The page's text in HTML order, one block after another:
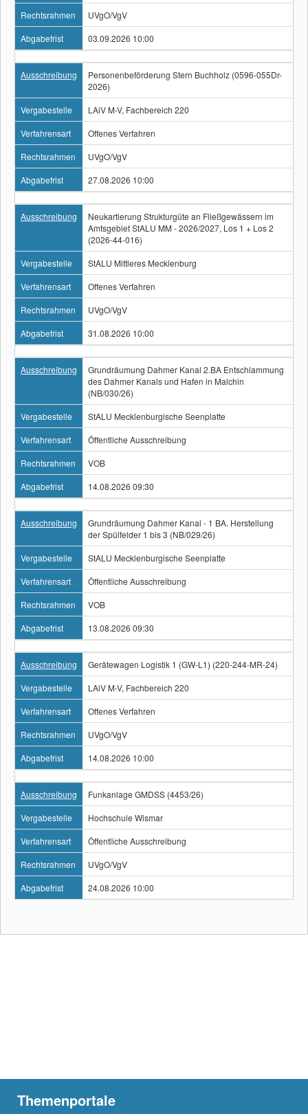
Rechtsrahmen
UVgO/VgV
Abgabefrist
03.09.2026 10:00
Ausschreibung
Personenbeförderung Stern Buchholz (0596-055Dr-
2026)
Vergabestelle
LAiV M-V, Fachbereich 220
Verfahrensart
Offenes Verfahren
Rechtsrahmen
UVgO/VgV
Abgabefrist
27.08.2026 10:00
Ausschreibung
Neukartierung Strukturgüte an Fließgewässern im
Amtsgebiet StALU MM - 2026/2027, Los 1 + Los 2
(2026-44-016)
Vergabestelle
StALU Mittleres Mecklenburg
Verfahrensart
Offenes Verfahren
Rechtsrahmen
UVgO/VgV
Abgabefrist
31.08.2026 10:00
Ausschreibung
Grundräumung Dahmer Kanal 2.BA Entschlammung
des Dahmer Kanals und Hafen in Malchin
(NB/030/26)
Vergabestelle
StALU Mecklenburgische Seenplatte
Verfahrensart
Öffentliche Ausschreibung
Rechtsrahmen
VOB
Abgabefrist
14.08.2026 09:30
Ausschreibung
Grundräumung Dahmer Kanal - 1 BA. Herstellung
der Spülfelder 1 bis 3 (NB/029/26)
Vergabestelle
StALU Mecklenburgische Seenplatte
Verfahrensart
Öffentliche Ausschreibung
Rechtsrahmen
VOB
Abgabefrist
13.08.2026 09:30
Ausschreibung
Gerätewagen Logistik 1 (GW-L1) (220-244-MR-24)
Vergabestelle
LAiV M-V, Fachbereich 220
Verfahrensart
Offenes Verfahren
Rechtsrahmen
UVgO/VgV
Abgabefrist
14.08.2026 10:00
Ausschreibung
Funkanlage GMDSS (4453/26)
Vergabestelle
Hochschule Wismar
Verfahrensart
Öffentliche Ausschreibung
Rechtsrahmen
UVgO/VgV
Abgabefrist
24.08.2026 10:00
Themenportale